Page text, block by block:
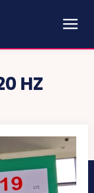
HZ